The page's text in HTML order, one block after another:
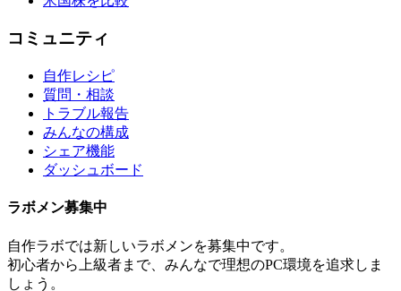
コミュニティ
自作レシピ
質問・相談
トラブル報告
みんなの構成
シェア機能
ダッシュボード
ラボメン募集中
自作ラボでは新しいラボメンを募集中です。
初心者から上級者まで、みんなで理想のPC環境を追求しま
しょう。